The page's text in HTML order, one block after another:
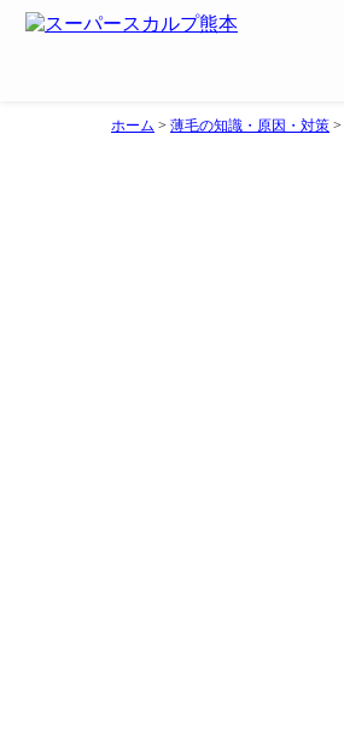
ホーム > 薄毛の知識・原因・対策 >